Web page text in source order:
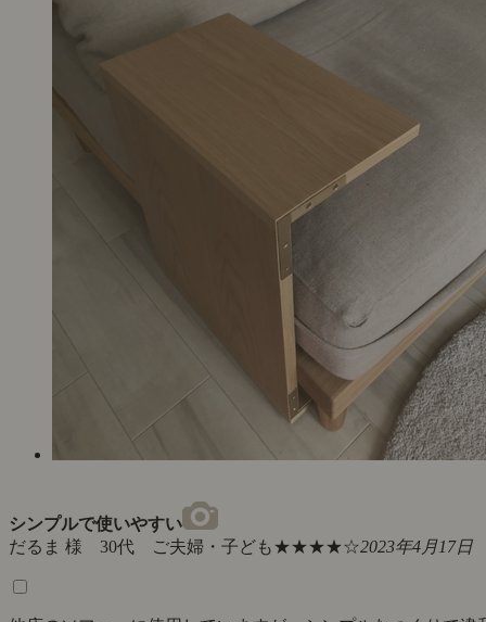
シンプルで使いやすい
だるま 様 30代 ご夫婦・子ども★★★★☆2023年4月17日